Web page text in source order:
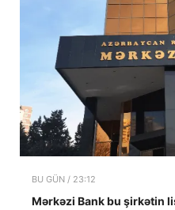
BU GÜN / 23:12
Mərkəzi Bank bu şirkətin